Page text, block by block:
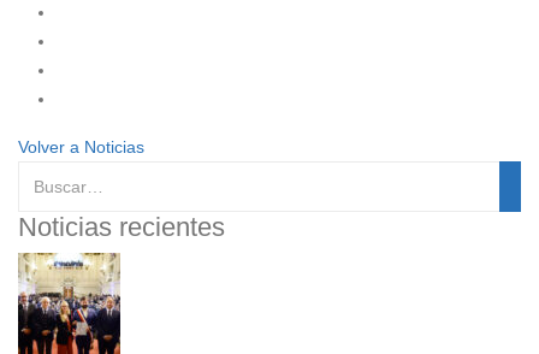
Volver a Noticias
Noticias recientes